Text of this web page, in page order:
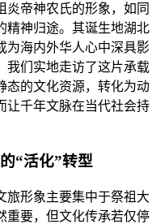
炎帝神农氏的形象，如同
精神归途。其诞生地湖北
为海内外华人心中深具影
我们实地走访了这片承载
态的文化资源，转化为动
让千年文脉在当代社会持
“活化”转型
旅形象主要集中于祭祖大
重要，但文化传承若仅停